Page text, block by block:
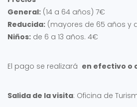
General: (14 a 64 años) 7€
Reducida: (mayores de 65 años y
Niños: de 6 a 13 años. 4€
El pago se realizará en efectivo o
Salida de la visita: Oficina de